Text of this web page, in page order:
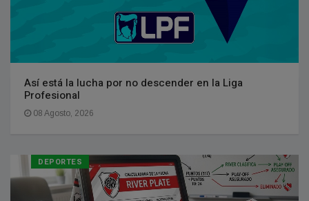
Así está la lucha por no descender en la Liga
Profesional
08 Agosto, 2026
DEPORTES